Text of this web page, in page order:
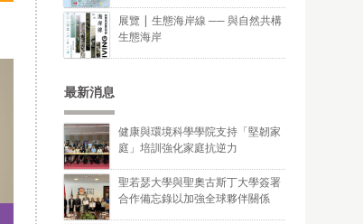
展覽 | 生態海岸線 ── 與自然共構
生態海岸
最新消息
健康與環境科學學院支持「堅韌家
庭」培訓強化家庭抗逆力
聖若瑟大學與聖奧古斯丁大學簽署
合作備忘錄以加強全球夥伴關係